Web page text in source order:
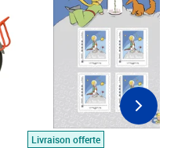
Livraison offerte